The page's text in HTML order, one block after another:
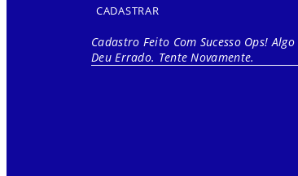
CADASTRAR
Cadastro Feito Com Sucesso Ops! Algo
Deu Errado. Tente Novamente.